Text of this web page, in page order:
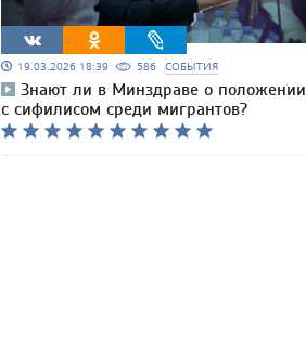
19.03.2026 18:39 586 СОБЫТИЯ
Знают ли в Минздраве о положении
с сифилисом среди мигрантов?